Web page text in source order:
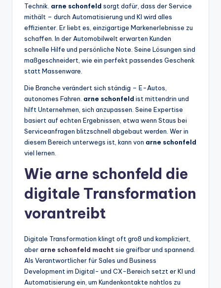
Technik. arne schonfeld sorgt dafür, dass der Service
mithält – durch Automatisierung und KI wird alles
effizienter. Er liebt es, einzigartige Markenerlebnisse zu
schaffen. In der Automobilwelt erwarten Kunden
schnelle Hilfe und persönliche Note. Seine Lösungen sind
maßgeschneidert, wie ein perfekt passendes Geschenk
statt Massenware.
Die Branche verändert sich ständig – E-Autos,
autonomes Fahren. arne schonfeld ist mittendrin und
hilft Unternehmen, sich anzupassen. Seine Expertise
basiert auf echten Ergebnissen, etwa wenn Staus bei
Serviceanfragen blitzschnell abgebaut werden. Wer in
diesem Bereich unterwegs ist, kann von arne schonfeld
viel lernen.
Wie arne schonfeld die
digitale Transformation
vorantreibt
Digitale Transformation klingt oft groß und kompliziert,
aber arne schonfeld macht sie greifbar und spannend.
Als Verantwortlicher für Sales und Business
Development im Digital- und CX-Bereich setzt er KI und
Automatisierung ein, um Kundenkontakte nahtlos zu